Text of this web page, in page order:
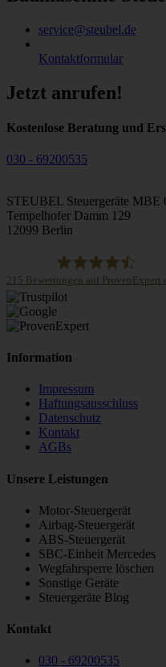
service@steubel.de
Kontaktformular
Jetzt anrufen!
Kostenlose Beratung und
030 - 69200535
STEUBEL Steuergeräte MBE
Tempelhofer Damm 129
12099 Berlin
STEUBEL
215 Bewertungen auf
Information
Impressum
Haftungsausschluss
Datenschutz
Kontakt
AGBs
Unsere Leistungen
Motor-Steuergerät
Airbag-Steuergerät
ABS-Steuergerät
SBC-Einheit Mercedes
Wegfahrsperre löschen
Sonstige Geräte
Steuergeräte Blog
Kontakt
030 - 69200535